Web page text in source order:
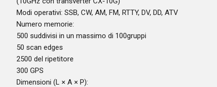
Modi operativi: SSB, CW, AM, FM, RTTY, DV, DD, ATV
Numero memorie:
500 suddivisi in un massimo di 100gruppi
50 scan edges
2500 del ripetitore
300 GPS
Dimensioni (L × A × P):